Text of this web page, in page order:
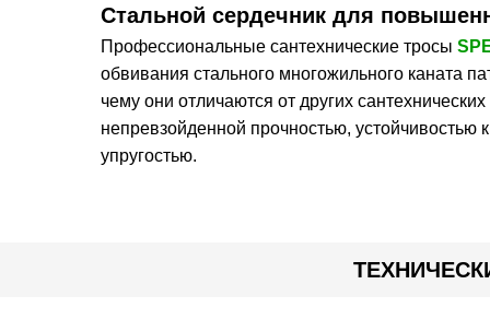
Стальной сердечник для
Профессиональные сантехнические тросы
обвивания стального многожильного каната
чему они отличаются от других
непревзойденной прочностью, устойчивостью
упругостью.